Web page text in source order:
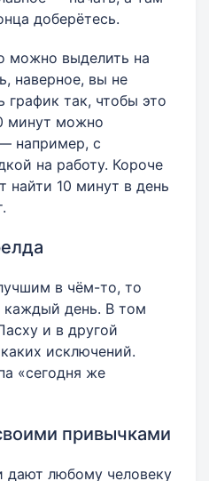
доберётесь.
можно выделить на
наверное, вы не
график так, чтобы это
минут можно
например, с
на работу. Короче
10 минут в день
в чём-то, то
каждый день. В том
и в другой
исключений.
«сегодня же
привычками
дают любому человеку